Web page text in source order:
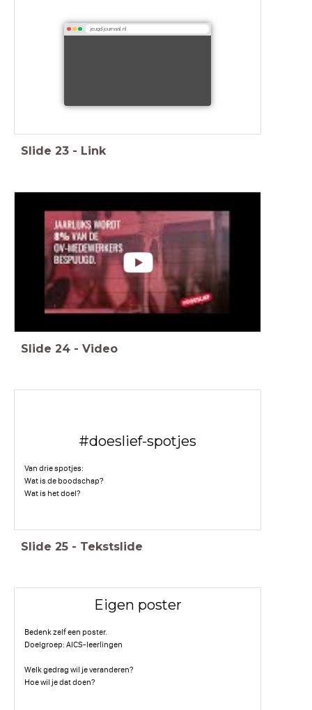
jeugdjournaal.nl
Slide 23 - Link
Slide 24 - Video
#doeslief-spotjes
Van drie spotjes:
Wat is de boodschap?
Wat is het doel?
Slide 25 - Tekstslide
Eigen poster
Bedenk zelf een poster.
Doelgroep: AICS-leerlingen
Welk gedrag wil je veranderen?
Hoe wil je dat doen?